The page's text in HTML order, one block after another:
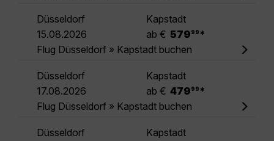
Düsseldorf
Kapstadt
15.08.2026
ab € 579 99 *
Flug Düsseldorf » Kapstadt buchen
Düsseldorf
Kapstadt
17.08.2026
ab € 479 99 *
Flug Düsseldorf » Kapstadt buchen
Düsseldorf
Kapstadt